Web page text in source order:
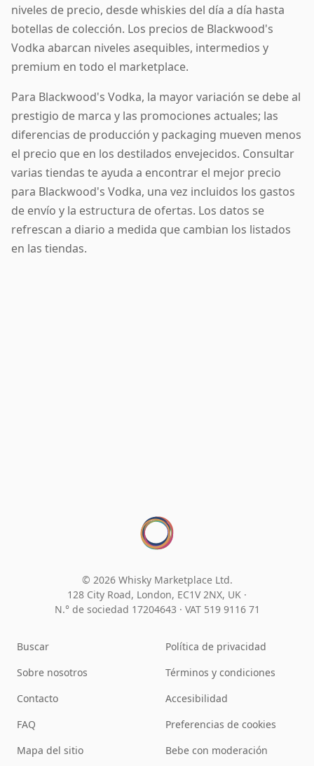
niveles de precio, desde whiskies del día a día hasta
botellas de colección. Los precios de Blackwood's
Vodka abarcan niveles asequibles, intermedios y
premium en todo el marketplace.
Para Blackwood's Vodka, la mayor variación se debe al
prestigio de marca y las promociones actuales; las
diferencias de producción y packaging mueven menos
el precio que en los destilados envejecidos. Consultar
varias tiendas te ayuda a encontrar el mejor precio
para Blackwood's Vodka, una vez incluidos los gastos
de envío y la estructura de ofertas. Los datos se
refrescan a diario a medida que cambian los listados
en las tiendas.
© 2026 Whisky Marketplace Ltd.
128 City Road, London, EC1V 2NX, UK ·
N.° de sociedad 17204643 · VAT 519 9116 71
Buscar
Sobre nosotros
Contacto
FAQ
Mapa del sitio
Política de privacidad
Términos y condiciones
Accesibilidad
Preferencias de cookies
Bebe con moderación